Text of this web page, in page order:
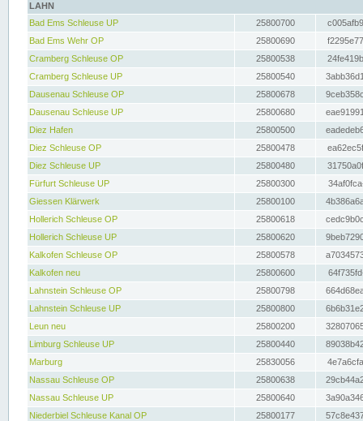
LAHN
Bad Ems Schleuse UP
25800700
Bad Ems Wehr OP
25800690
Cramberg Schleuse OP
25800538
Cramberg Schleuse UP
25800540
Dausenau Schleuse OP
25800678
Dausenau Schleuse UP
25800680
Diez Hafen
25800500
Diez Schleuse OP
25800478
Diez Schleuse UP
25800480
Fürfurt Schleuse UP
25800300
Giessen Klärwerk
25800100
Hollerich Schleuse OP
25800618
Hollerich Schleuse UP
25800620
Kalkofen Schleuse OP
25800578
Kalkofen neu
25800600
Lahnstein Schleuse OP
25800798
Lahnstein Schleuse UP
25800800
Leun neu
25800200
Limburg Schleuse UP
25800440
Marburg
25830056
Nassau Schleuse OP
25800638
Nassau Schleuse UP
25800640
Niederbiel Schleuse Kanal OP
25800177